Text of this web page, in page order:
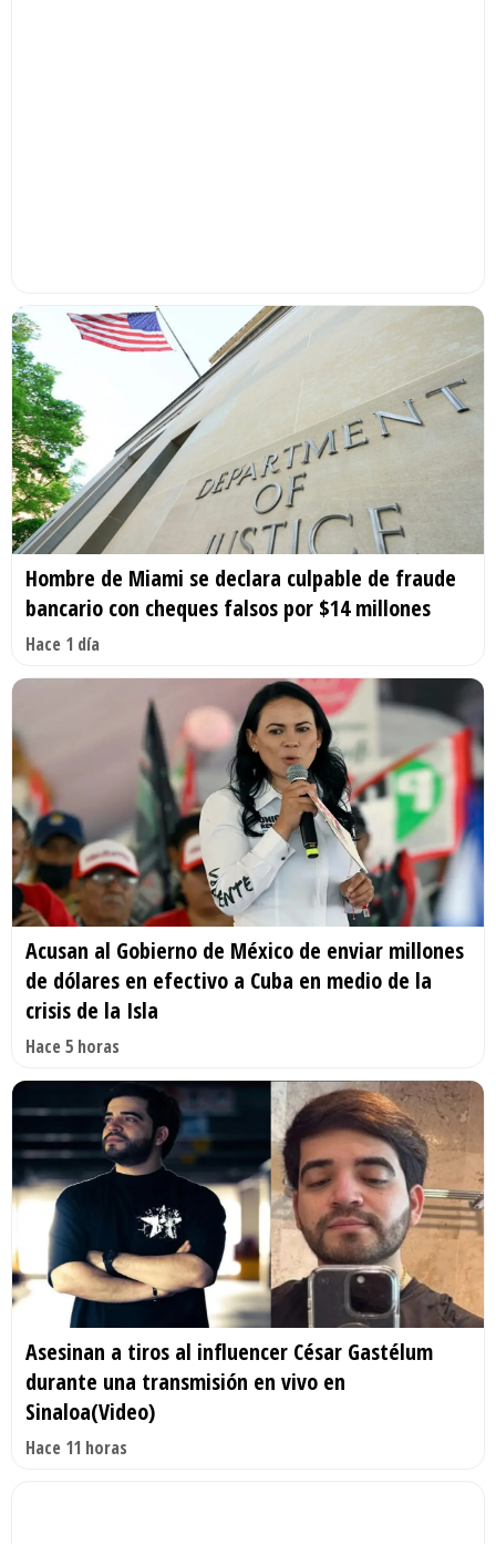
Hombre de Miami se declara culpable de fraude
bancario con cheques falsos por $14 millones
Hace 1 día
Acusan al Gobierno de México de enviar millones
de dólares en efectivo a Cuba en medio de la
crisis de la Isla
Hace 5 horas
Asesinan a tiros al influencer César Gastélum
durante una transmisión en vivo en
Sinaloa(Video)
Hace 11 horas